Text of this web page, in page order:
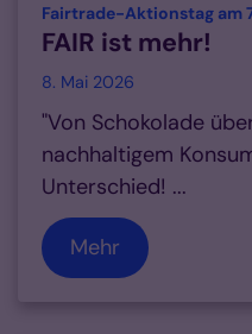
Fairtrade-Aktionstag am
FAIR ist mehr!
8. Mai 2026
"Von Schokolade
nachhaltigem
Unterschied! ...
Mehr